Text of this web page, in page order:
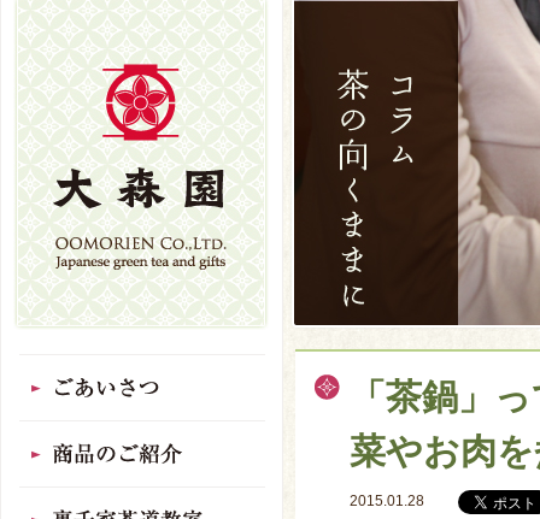
「茶鍋」
菜やお肉
2015.01.28